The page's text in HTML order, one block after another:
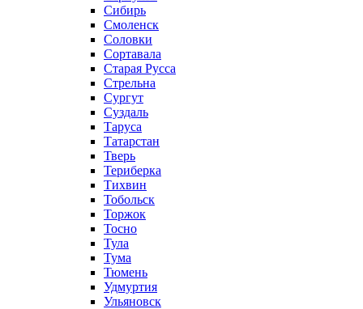
Сибирь
Смоленск
Соловки
Сортавала
Старая Русса
Стрельна
Сургут
Суздаль
Таруса
Татарстан
Тверь
Териберка
Тихвин
Тобольск
Торжок
Тосно
Тула
Тума
Тюмень
Удмуртия
Ульяновск